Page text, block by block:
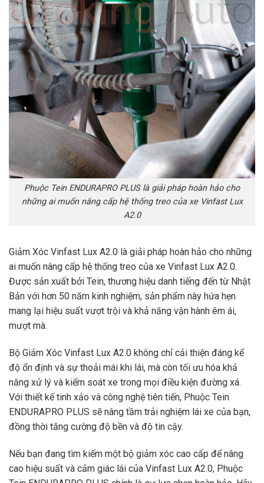
Phuộc Tein ENDURAPRO PLUS là giải pháp hoàn hảo cho
những ai muốn nâng cấp hệ thống treo của xe Vinfast Lux
A2.0
Giảm Xóc Vinfast Lux A2.0 là giải pháp hoàn hảo cho những
ai muốn nâng cấp hệ thống treo của xe Vinfast Lux A2.0.
Được sản xuất bởi Tein, thương hiệu danh tiếng đến từ Nhật
Bản với hơn 50 năm kinh nghiệm, sản phẩm này hứa hẹn
mang lại hiệu suất vượt trội và khả năng vận hành êm ái,
mượt mà.
Bộ Giảm Xóc Vinfast Lux A2.0 không chỉ cải thiện đáng kể
độ ổn định và sự thoải mái khi lái, mà còn tối ưu hóa khả
năng xử lý và kiểm soát xe trong mọi điều kiện đường xá.
Với thiết kế tinh xảo và công nghệ tiên tiến, Phuộc Tein
ENDURAPRO PLUS sẽ nâng tầm trải nghiệm lái xe của bạn,
đồng thời tăng cường độ bền và độ tin cậy.
Nếu bạn đang tìm kiếm một bộ giảm xóc cao cấp để nâng
cao hiệu suất và cảm giác lái của Vinfast Lux A2.0, Phuộc